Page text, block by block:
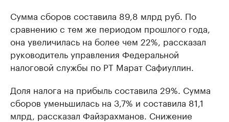
Сумма сборов составила 89,8 млрд руб. По
сравнению с тем же периодом прошлого года,
она увеличилась на более чем 22%, рассказал
руководитель управления Федеральной
налоговой службы по РТ Марат Сафиуллин.
Доля налога на прибыль составила 29%. Сумма
сборов уменьшилась на 3,7% и составила 81,1
млрд, рассказал Файзрахманов. Снижение